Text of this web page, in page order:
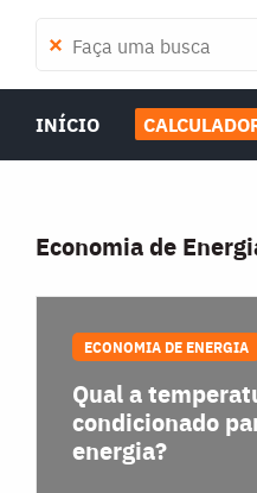
INÍCIO
Economia de
ECONOMIA DE ENERGIA
Qual a
condicionado
energia?